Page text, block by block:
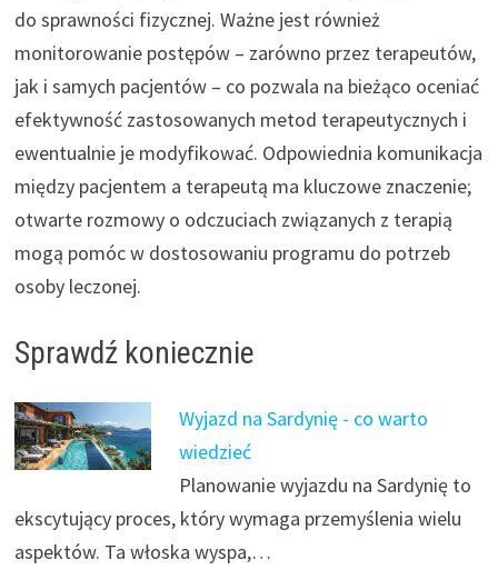
do sprawności fizycznej. Ważne jest również
monitorowanie postępów – zarówno przez terapeutów,
jak i samych pacjentów – co pozwala na bieżąco oceniać
efektywność zastosowanych metod terapeutycznych i
ewentualnie je modyfikować. Odpowiednia komunikacja
między pacjentem a terapeutą ma kluczowe znaczenie;
otwarte rozmowy o odczuciach związanych z terapią
mogą pomóc w dostosowaniu programu do potrzeb
osoby leczonej.
Sprawdź koniecznie
Wyjazd na Sardynię - co warto
wiedzieć
Planowanie wyjazdu na Sardynię to
ekscytujący proces, który wymaga przemyślenia wielu
aspektów. Ta włoska wyspa,…